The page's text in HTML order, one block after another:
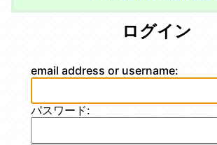
ログイン
email address or username:
パスワード: